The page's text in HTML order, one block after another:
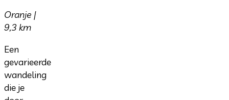
Oranje |
9,3 km
Een
gevarieerde
wandeling
die je